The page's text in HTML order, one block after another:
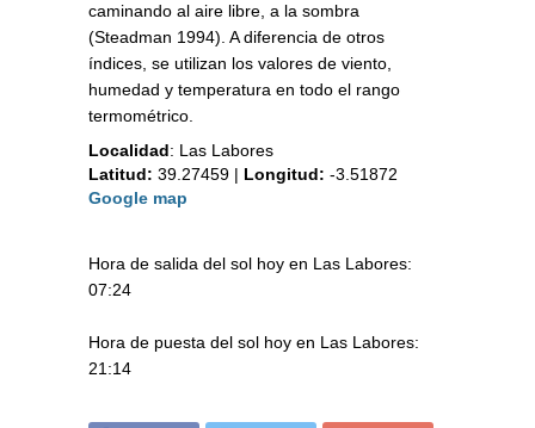
caminando al aire libre, a la sombra
(Steadman 1994). A diferencia de otros
índices, se utilizan los valores de viento,
humedad y temperatura en todo el rango
termométrico.
Localidad: Las Labores
Latitud: 39.27459 | Longitud: -3.51872
Google map
Hora de salida del sol hoy en Las Labores:
07:24
Hora de puesta del sol hoy en Las Labores:
21:14